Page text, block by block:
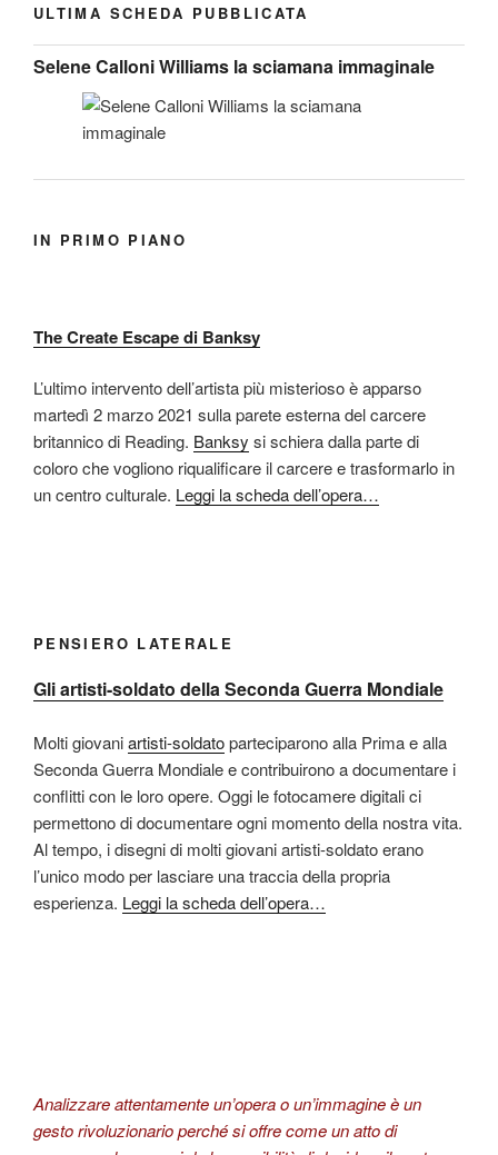
ULTIMA SCHEDA PUBBLICATA
Selene Calloni Williams la sciamana immaginale
IN PRIMO PIANO
The Create Escape di Banksy
L’ultimo intervento dell’artista più misterioso è apparso
martedì 2 marzo 2021 sulla parete esterna del carcere
britannico di Reading. Banksy si schiera dalla parte di
coloro che vogliono riqualificare il carcere e trasformarlo in
un centro culturale. Leggi la scheda dell’opera…
PENSIERO LATERALE
Gli artisti-soldato della Seconda Guerra Mondiale
Molti giovaniartisti-soldatoparteciparono alla Prima e alla
Seconda Guerra Mondiale e contribuirono a documentare i
conflitti con le loro opere. Oggi le fotocamere digitali ci
permettono di documentare ogni momento della nostra vita.
Al tempo, i disegni di molti giovani artisti-soldato erano
l’unico modo per lasciare una traccia della propria
esperienza. Leggi la scheda dell’opera…
Analizzare attentamente un’opera o un’immagine è un
gesto rivoluzionario perché si offre come un atto di